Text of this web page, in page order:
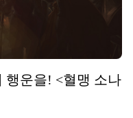
행운을! <혈맹 소나